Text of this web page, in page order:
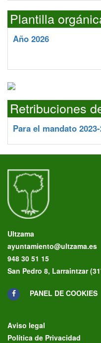
Plantilla
Año 2026
Retribuciones
Para el mandato
Ultzama
ayuntamiento@ultzama.es
948 30 51 15
San Pedro 8, Larraintzar
PANEL DE COOKIES
Aviso legal
Política de Privacidad